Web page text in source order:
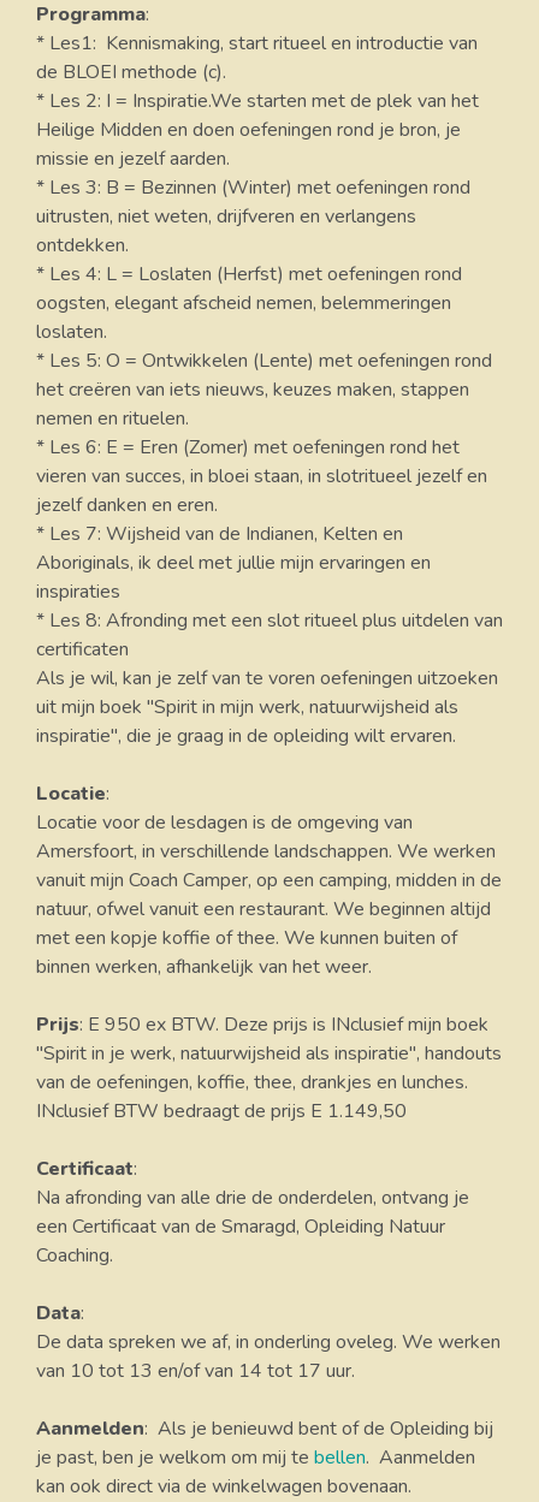
Programma:
* Les1: Kennismaking, start ritueel en introductie van
de BLOEI methode (c).
* Les 2: I = Inspiratie.We starten met de plek van het
Heilige Midden en doen oefeningen rond je bron, je
missie en jezelf aarden.
* Les 3: B = Bezinnen (Winter) met oefeningen rond
uitrusten, niet weten, drijfveren en verlangens
ontdekken.
* Les 4: L = Loslaten (Herfst) met oefeningen rond
oogsten, elegant afscheid nemen, belemmeringen
loslaten.
* Les 5: O = Ontwikkelen (Lente) met oefeningen rond
het creëren van iets nieuws, keuzes maken, stappen
nemen en rituelen.
* Les 6: E = Eren (Zomer) met oefeningen rond het
vieren van succes, in bloei staan, in slotritueel jezelf en
jezelf danken en eren.
* Les 7: Wijsheid van de Indianen, Kelten en
Aboriginals, ik deel met jullie mijn ervaringen en
inspiraties
* Les 8: Afronding met een slot ritueel plus uitdelen van
certificaten
Als je wil, kan je zelf van te voren oefeningen uitzoeken
uit mijn boek "Spirit in mijn werk, natuurwijsheid als
inspiratie", die je graag in de opleiding wilt ervaren.
Locatie:
Locatie voor de lesdagen is de omgeving van
Amersfoort, in verschillende landschappen. We werken
vanuit mijn Coach Camper, op een camping, midden in de
natuur, ofwel vanuit een restaurant. We beginnen altijd
met een kopje koffie of thee. We kunnen buiten of
binnen werken, afhankelijk van het weer.
Prijs: E 950 ex BTW. Deze prijs is INclusief mijn boek
"Spirit in je werk, natuurwijsheid als inspiratie", handouts
van de oefeningen, koffie, thee, drankjes en lunches.
INclusief BTW bedraagt de prijs E 1.149,50
Certificaat:
Na afronding van alle drie de onderdelen, ontvang je
een Certificaat van de Smaragd, Opleiding Natuur
Coaching.
Data:
De data spreken we af, in onderling oveleg. We werken
van 10 tot 13 en/of van 14 tot 17 uur.
Aanmelden: Als je benieuwd bent of de Opleiding bij
je past, ben je welkom om mij te bellen. Aanmelden
kan ook direct via de winkelwagen bovenaan.